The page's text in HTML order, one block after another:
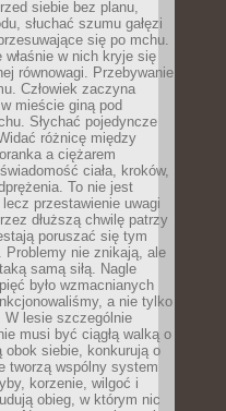
siebie bez planu,
słuchać szumu gałęzi
się po mchu.
w nich kryje się
równowagi. Przebywanie
Człowiek zaczyna
mieście giną pod
Słychać pojedyncze
różnicę między
a ciężarem
ciała, kroków,
To nie jest
przestawienie uwagi
dłuższą chwilę patrzy
poruszać się tym
nie znikają, ale
samą siłą. Nagle
było wzmacnianych
a nie tylko
W lesie szczególnie
musi być ciągłą walką o
obok siebie, konkurują o
tworzą wspólny system
korzenie, wilgoć i
obieg, w którym nic